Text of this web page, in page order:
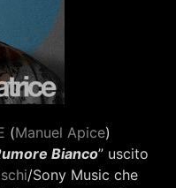
(Manuel Apice)
Bianco” uscito
/Sony Music che